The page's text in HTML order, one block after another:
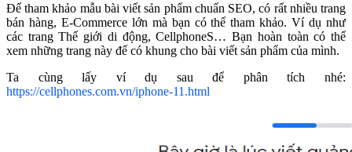
Để tham khảo mẫu bài viết sản phẩm chuẩn SEO, có rất nhiều trang
bán hàng, E-Commerce lớn mà bạn có thể tham khảo. Ví dụ như
các trang Thế giới di động, CellphoneS… Bạn hoàn toàn có thể
xem những trang này để có khung cho bài viết sản phẩm của mình.
Ta cùng lấy ví dụ sau để phân tích nhé:
https://cellphones.com.vn/iphone-11.html